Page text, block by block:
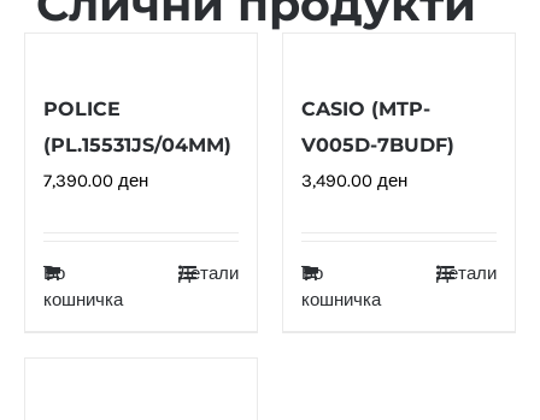
POLICE
(PL.15531JS/04MM)
7,390.00 ден
Во
кошничка
Детали
CASIO (MTP-
V005D-7BUDF)
3,490.00 ден
Во
кошничка
Детали